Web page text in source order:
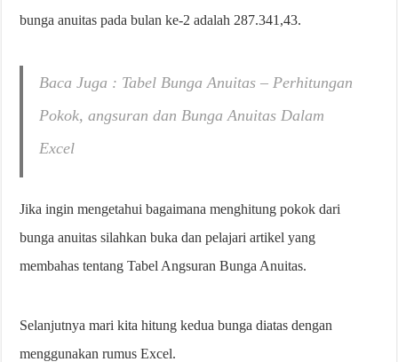
bunga anuitas pada bulan ke-2 adalah 287.341,43.
Baca Juga : Tabel Bunga Anuitas – Perhitungan
Pokok, angsuran dan Bunga Anuitas Dalam
Excel
Jika ingin mengetahui bagaimana menghitung pokok dari
bunga anuitas silahkan buka dan pelajari artikel yang
membahas tentang Tabel Angsuran Bunga Anuitas.
Selanjutnya mari kita hitung kedua bunga diatas dengan
menggunakan rumus Excel.